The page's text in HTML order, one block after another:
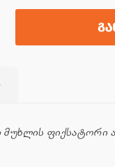
მუხლის